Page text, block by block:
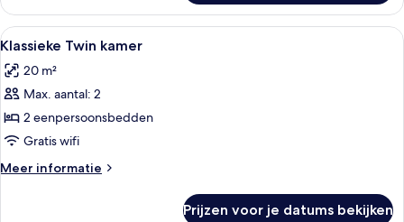
Twin
kamer
Alle
foto's
voor
Klassieke
Twin
kamer
laden
Een hotelkamer met twee bedden,
4
Klassieke Twin kamer
20 m²
Max. aantal: 2
2 eenpersoonsbedden
Gratis wifi
Meer informatie
Meer
Prijzen voor je datums bekijken